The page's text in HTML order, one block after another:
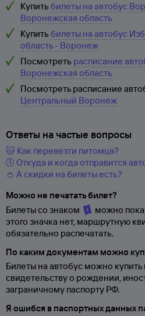
Купить билеты на автобус
Воронежская область
Купить билеты на автобус
область - Воронеж
Посмотреть расписание
Воронежская область
Посмотреть расписание
Центральный Воронеж
Ответы на частые вопросы
🐱 Как перевезти питомца?
🕔 Откуда и когда отправится
👛 А скидки на билеты есть?
Можно не печатать билет?
Билеты со знаком
можно
этого значка нет, маршрутную
обязательно распечатать.
По каким документам можно
Билеты на автобус можно
свидетельству о рождении,
заграничному паспорту РФ.
Я ошибся в паспортных данных